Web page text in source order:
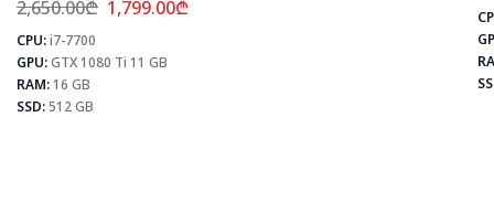
2,650.00₾ 1,799.00₾
CPU:i7-7700
GPU:GTX 1080 Ti 11 GB
RAM:16 GB
SSD:512 GB